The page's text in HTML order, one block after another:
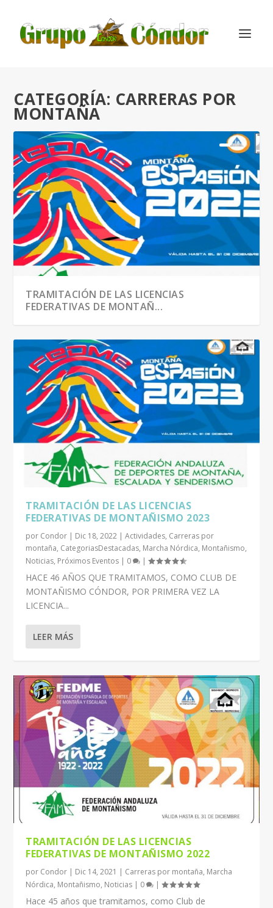
CATEGORÍA: CARRERAS POR
MONTAÑA
TRAMITACIÓN DE LAS LICENCIAS
FEDERATIVAS DE MONTAÑ...
TRAMITACIÓN DE LAS LICENCIAS
FEDERATIVAS DE MONTAÑ...
EL EQUIPO DE CARRERAS POR MONTAÑA DE
CÓNDOR EN LA ...
TRAMITACIÓN DE LAS LICENCIAS
FEDERATIVAS DE MONTAÑISMO 2023
por Condor | Dic 18, 2022 |Actividades, Carreras por
montaña, CategoriasDestacadas, Marcha Nórdica, Montañismo,
Noticias, Próximos Eventos | 0 |
HACE 46 AÑOS QUE TRAMITAMOS, COMO CLUB DE
MONTAÑISMO CÓNDOR, POR PRIMERA VEZ LA
LICENCIA...
LEER MÁS
TRAMITACIÓN DE LAS LICENCIAS
FEDERATIVAS DE MONTAÑISMO 2022
por Condor | Dic 14, 2021 | Carreras por montaña, Marcha
Nórdica, Montañismo, Noticias | 0 |
Hace 45 años que tramitamos, como Club de